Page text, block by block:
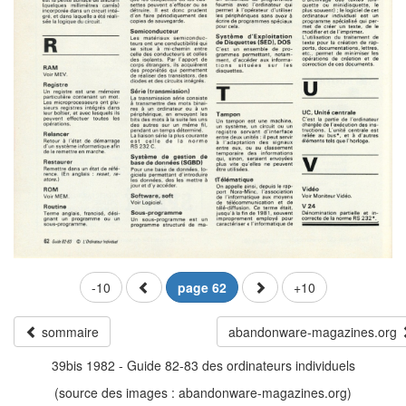
-10 page 62 +10
sommaire
abandonware-magazines.org
39bis 1982 - Guide 82-83 des ordinateurs individuels
(source des images : abandonware-magazines.org)